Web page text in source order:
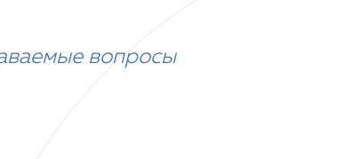
вопросы